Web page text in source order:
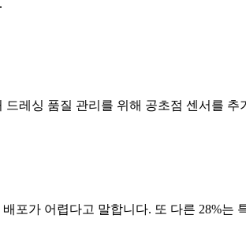
레싱 품질 관리를 위해 공초점 센서를
포가 어렵다고 말합니다. 또 다른 28%는